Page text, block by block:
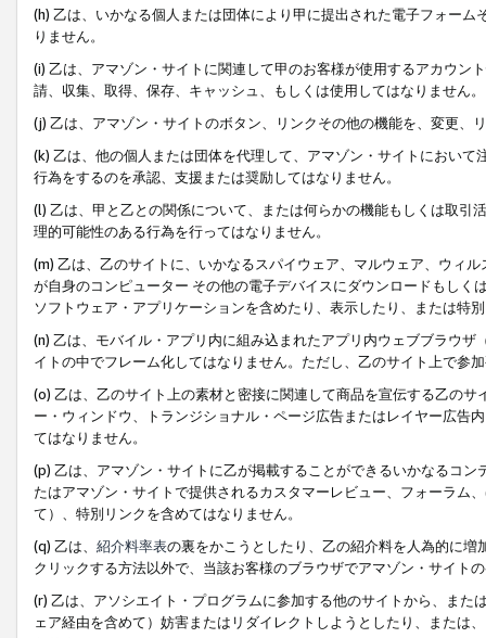
(h) 乙は、いかなる個人または団体により甲に提出された電子フォー
りません。
(i) 乙は、アマゾン・サイトに関連して甲のお客様が使用するアカウン
請、収集、取得、保存、キャッシュ、もしくは使用してはなりません。
(j) 乙は、アマゾン・サイトのボタン、リンクその他の機能を、変更、
(k) 乙は、他の個人または団体を代理して、アマゾン・サイトにおい
行為をするのを承認、支援または奨励してはなりません。
(l) 乙は、甲と乙との関係について、または何らかの機能もしくは取
理的可能性のある行為を行ってはなりません。
(m) 乙は、乙のサイトに、いかなるスパイウェア、マルウェア、ウィ
が自身のコンピューター その他の電子デバイスにダウンロードもし
ソフトウェア・アプリケーションを含めたり、表示したり、または特
(n) 乙は、モバイル・アプリ内に組み込まれたアプリ内ウェブブラウ
イトの中でフレーム化してはなりません。ただし、乙のサイト上で参
(o) 乙は、乙のサイト上の素材と密接に関連して商品を宣伝する乙の
ー・ウィンドウ、トランジショナル・ページ広告またはレイヤー広告
てはなりません。
(p) 乙は、アマゾン・サイトに乙が掲載することができるいかなるコ
たはアマゾン・サイトで提供されるカスタマーレビュー、フォーラム
て）、特別リンクを含めてはなりません。
(q) 乙は、 紹介料率表の裏をかこうとしたり、乙の紹介料を人為的に
クリックする方法以外で、当該お客様のブラウザでアマゾン・サイト
(r) 乙は、アソシエイト・プログラムに参加する他のサイトから、ま
ェア経由を含めて）妨害またはリダイレクトしようとしたり、または